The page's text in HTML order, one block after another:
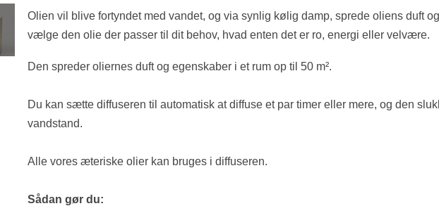
Olien vil blive fortyndet med vandet, og via synlig kølig damp, sprede oliens duft
vælge den olie der passer til dit behov, hvad enten det er ro, energi eller velvære.
Den spreder oliernes duft og egenskaber i et rum op til 50 m².
Du kan sætte diffuseren til automatisk at diffuse et par timer eller mere, og den
vandstand.
Alle vores æteriske olier kan bruges i diffuseren.
Sådan gør du: